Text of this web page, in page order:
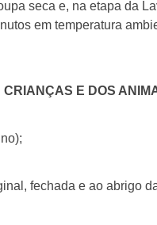
seca e, na etapa da
em temperatura
E DOS
fechada e ao abrigo